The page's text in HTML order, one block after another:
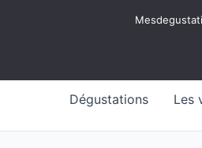
Dégustations Les